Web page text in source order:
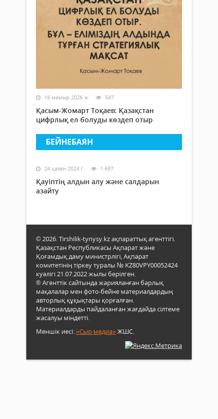
16 мамыр 2026 ж. 547
Қасым-Жомарт Тоқаев: Қазақстан
цифрлық ел болуды көздеп отыр
БЕЙНЕБАЯН
24 қазан 2024 г. 1 697
Қауіптің алдын алу және салдарын
азайту
© 2026. Tirshilik-tynysy.kz ақпараттық агенттігі.
Қазақстан Республикасы Ақпарат және
Қоғамдық даму министрлігі, Ақпарат
комитетінің тіркеу туралы № KZ80VPY00052424
куәлігі 21.07.2022 жылы берілген.
® Агенттік сайтында жарияланған барлық
мақалалар мен фото-бейне материалдардың
авторлық құқықтары қорғалған.
Материалдарды пайдаланған жағдайда сілтеме
жасалуы міндетті.
Меншік иесі:«Сыр медиа»ЖШС.